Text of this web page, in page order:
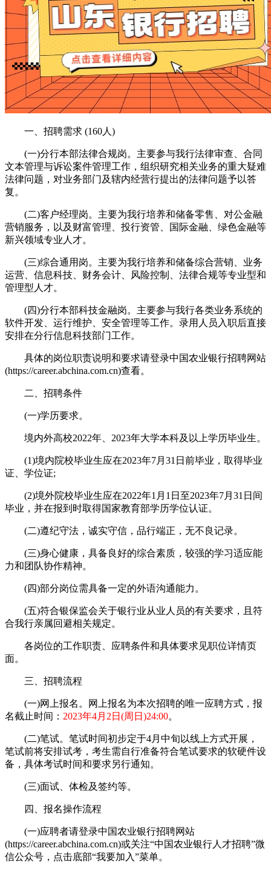
一、招聘需求 (160人)
(一)分行本部法律合规岗。主要参与我行法律审查、合同
文本管理与诉讼案件管理工作，组织研究相关业务的重大疑难
法律问题，对业务部门及辖内经营行提出的法律问题予以答
复。
(二)客户经理岗。主要为我行培养和储备零售、对公金融
营销服务，以及财富管理、投行资管、国际金融、绿色金融等
新兴领域专业人才。
(三)综合通用岗。主要为我行培养和储备综合营销、业务
运营、信息科技、财务会计、风险控制、法律合规等专业型和
管理型人才。
(四)分行本部科技金融岗。主要参与我行各类业务系统的
软件开发、运行维护、安全管理等工作。录用人员入职后直接
安排在分行信息科技部门工作。
具体的岗位职责说明和要求请登录中国农业银行招聘网站
(https://career.abchina.com.cn)查看。
二、招聘条件
(一)学历要求。
境内外高校2022年、2023年大学本科及以上学历毕业生。
(1)境内院校毕业生应在2023年7月31日前毕业，取得毕业
证、学位证;
(2)境外院校毕业生应在2022年1月1日至2023年7月31日间
毕业，并在报到时取得国家教育部学历学位认证。
(二)遵纪守法，诚实守信，品行端正，无不良记录。
(三)身心健康，具备良好的综合素质，较强的学习适应能
力和团队协作精神。
(四)部分岗位需具备一定的外语沟通能力。
(五)符合银保监会关于银行业从业人员的有关要求，且符
合我行亲属回避相关规定。
各岗位的工作职责、应聘条件和具体要求见职位详情页
面。
三、招聘流程
(一)网上报名。网上报名为本次招聘的唯一应聘方式，报
名截止时间： 2023年4月2日(周日)24:00。
(二)笔试。笔试时间初步定于4月中旬以线上方式开展，
笔试前将安排试考，考生需自行准备符合笔试要求的软硬件设
备，具体考试时间和要求另行通知。
(三)面试、体检及签约等。
四、报名操作流程
(一)应聘者请登录中国农业银行招聘网站
(https://career.abchina.com.cn)或关注“中国农业银行人才招聘”微
信公众号，点击底部“我要加入”菜单。